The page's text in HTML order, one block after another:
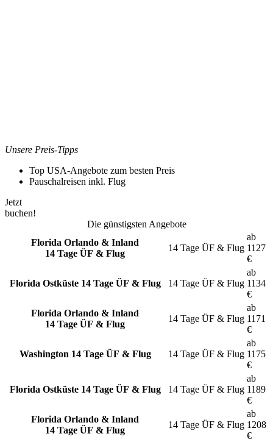
Unsere Preis-Tipps
Top USA-Angebote zum besten Preis
Pauschalreisen inkl. Flug
Jetzt
buchen!
Die günstigsten Angebote
Florida Orlando & Inland
14 Tage ÜF & Flug
14 Tage ÜF & Flug
ab
1127
€
Florida Ostküste 14 Tage ÜF & Flug 14 Tage ÜF & Flug
ab
1134
€
Florida Orlando & Inland
14 Tage ÜF & Flug
14 Tage ÜF & Flug
ab
1171
€
Washington 14 Tage ÜF & Flug 14 Tage ÜF & Flug
ab
1175
€
Florida Ostküste 14 Tage ÜF & Flug 14 Tage ÜF & Flug
ab
1189
€
Florida Orlando & Inland
14 Tage ÜF & Flug
14 Tage ÜF & Flug
ab
1208
€